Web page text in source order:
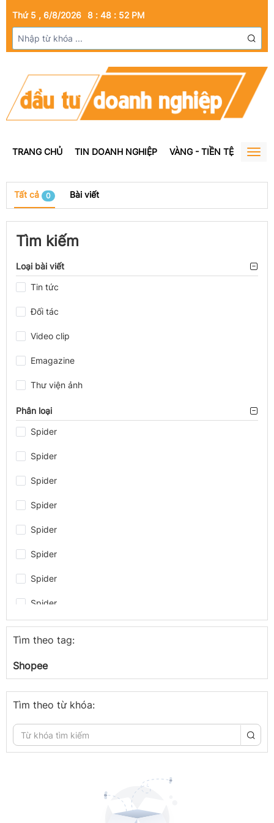
Thứ 5 , 6/8/2026 8 : 48 : 52 PM
TRANG CHỦ TIN DOANH NGHIỆP VÀNG - TIỀN TỆ BẤT
Tất cả 0 Bài viết
Tìm kiếm
Loại bài viết
Tin tức
Đối tác
Video clip
Emagazine
Thư viện ảnh
Phân loại
Spider
Spider
Spider
Spider
Spider
Spider
Spider
Spider
Spider
Spider
Spider
congthuong.vn
congthuong.vn
Tìm theo tag:
Shopee
Tìm theo từ khóa: